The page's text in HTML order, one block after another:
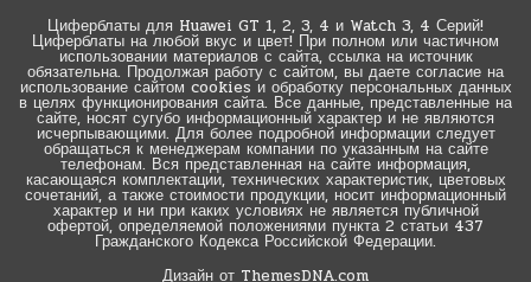
Циферблаты для Huawei GT 1, 2, 3, 4 и Watch 3, 4 Серий!
Циферблаты на любой вкус и цвет! При полном или частичном
использовании материалов с сайта, ссылка на источник
обязательна. Продолжая работу с сайтом, вы даете согласие на
использование сайтом cookies и обработку персональных данных
в целях функционирования сайта. Все данные, представленные на
сайте, носят сугубо информационный характер и не являются
исчерпывающими. Для более подробной информации следует
обращаться к менеджерам компании по указанным на сайте
телефонам. Вся представленная на сайте информация,
касающаяся комплектации, технических характеристик, цветовых
сочетаний, а также стоимости продукции, носит информационный
характер и ни при каких условиях не является публичной
офертой, определяемой положениями пункта 2 статьи 437
Гражданского Кодекса Российской Федерации.
Дизайн от ThemesDNA.com